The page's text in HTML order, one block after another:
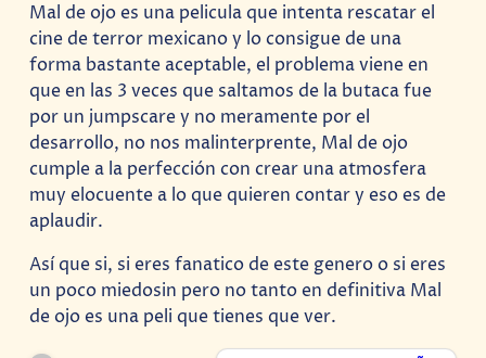
Mal de ojo es una pelicula que intenta rescatar el
cine de terror mexicano y lo consigue de una
forma bastante aceptable, el problema viene en
que en las 3 veces que saltamos de la butaca fue
por un jumpscare y no meramente por el
desarrollo, no nos malinterprente, Mal de ojo
cumple a la perfección con crear una atmosfera
muy elocuente a lo que quieren contar y eso es de
aplaudir.
Así que si, si eres fanatico de este genero o si eres
un poco miedosin pero no tanto en definitiva Mal
de ojo es una peli que tienes que ver.